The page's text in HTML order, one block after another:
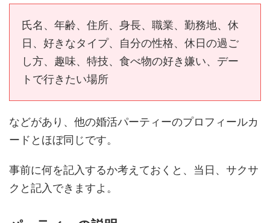
氏名、年齢、住所、身長、職業、勤務地、休
日、好きなタイプ、自分の性格、休日の過ご
し方、趣味、特技、食べ物の好き嫌い、デー
トで行きたい場所
などがあり、他の婚活パーティーのプロフィールカ
ードとほぼ同じです。
事前に何を記入するか考えておくと、当日、サクサ
クと記入できますよ。